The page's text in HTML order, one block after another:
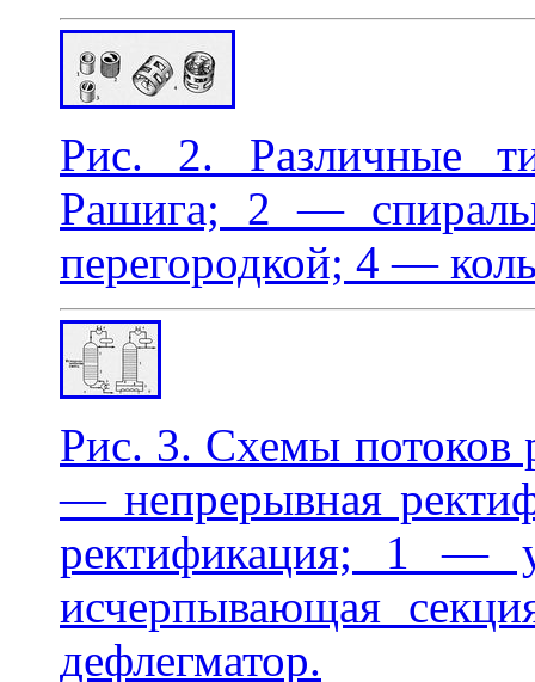
Рис. 2. Различные
Рашига; 2 —
перегородкой; 4 —
Рис. 3. Схемы потоков
— непрерывная
ректификация; 1 —
исчерпывающая
дефлегматор.